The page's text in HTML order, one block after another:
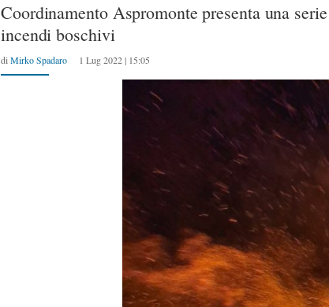
Coordinamento Aspromonte presenta una
incendi boschivi
di Mirko Spadaro 1 Lug 2022 | 15:05